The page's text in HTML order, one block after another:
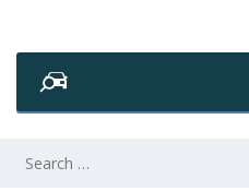
SEARCH